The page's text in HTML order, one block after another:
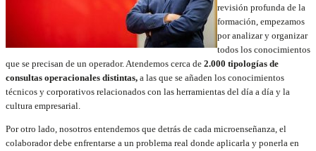
revisión profunda de la
formación, empezamos
por analizar y organizar
todos los conocimientos
que se precisan de un operador. Atendemos cerca de 2.000 tipologías de
consultas operacionales distintas, a las que se añaden los conocimientos
técnicos y corporativos relacionados con las herramientas del día a día y la
cultura empresarial.
Por otro lado, nosotros entendemos que detrás de cada microenseñanza, el
colaborador debe enfrentarse a un problema real donde aplicarla y ponerla en